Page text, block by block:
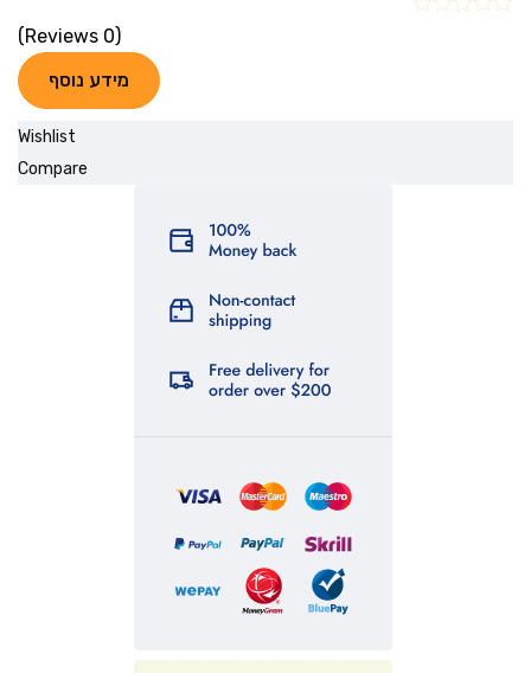
(0 Reviews)
מידע נוסף
Wishlist
Compare